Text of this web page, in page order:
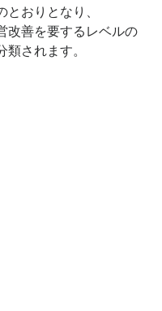
とおりとなり、
改善を要するレベルの
類されます。